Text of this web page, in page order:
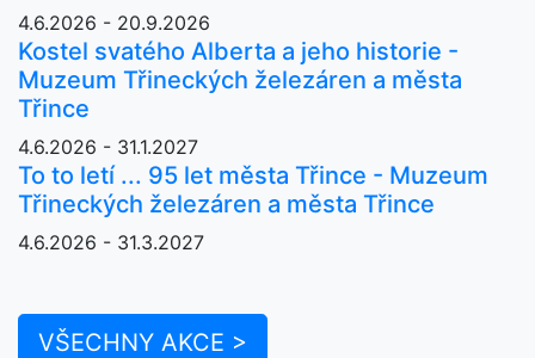
4.6.2026 - 20.9.2026
Kostel svatého Alberta a jeho historie -
Muzeum Třineckých železáren a města
Třince
4.6.2026 - 31.1.2027
To to letí ... 95 let města Třince - Muzeum
Třineckých železáren a města Třince
4.6.2026 - 31.3.2027
VŠECHNY AKCE >